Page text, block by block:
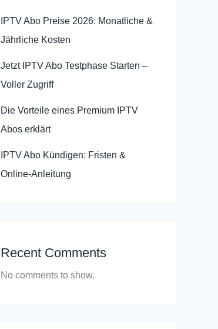
IPTV Abo Preise 2026: Monatliche &
Jährliche Kosten
Jetzt IPTV Abo Testphase Starten –
Voller Zugriff
Die Vorteile eines Premium IPTV
Abos erklärt
IPTV Abo Kündigen: Fristen &
Online-Anleitung
Recent Comments
No comments to show.